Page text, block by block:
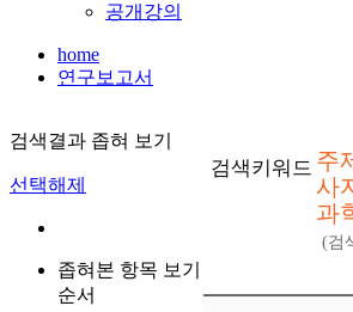
공개강의
home
연구보고서
검색결과 좁혀 보기
선택해제
좁혀본 항목 보기
순서
검색키워드 주
사
과
(검